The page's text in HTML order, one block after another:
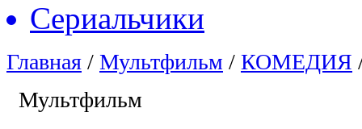
Сериальчики
Главная / Мультфильм / КОМЕДИЯ
Мультфильм